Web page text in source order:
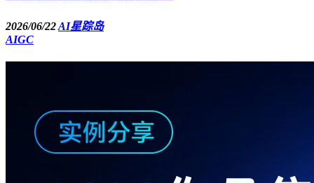
2026/06/22AI星踪岛
AIGC